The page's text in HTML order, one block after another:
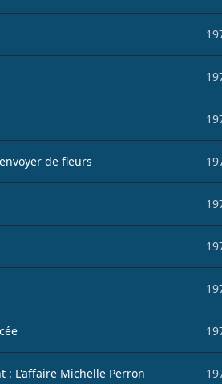
de fleurs
: L'affaire Michelle Perron